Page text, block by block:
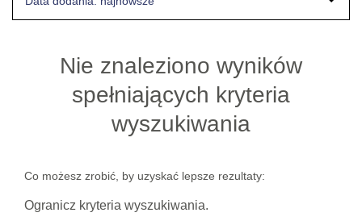
Nie znaleziono wyników
spełniających kryteria
wyszukiwania
Co możesz zrobić, by uzyskać lepsze rezultaty:
Ogranicz kryteria wyszukiwania.